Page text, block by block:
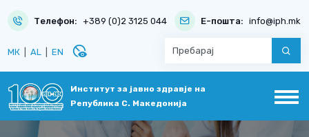
Телефон: +389 (0)2 3125 044 Е-пошта: info@iph.mk
МК AL EN disabled_visible
Институт за јавно здравје на
Република С. Македонија